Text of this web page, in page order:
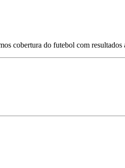
cobertura do futebol com